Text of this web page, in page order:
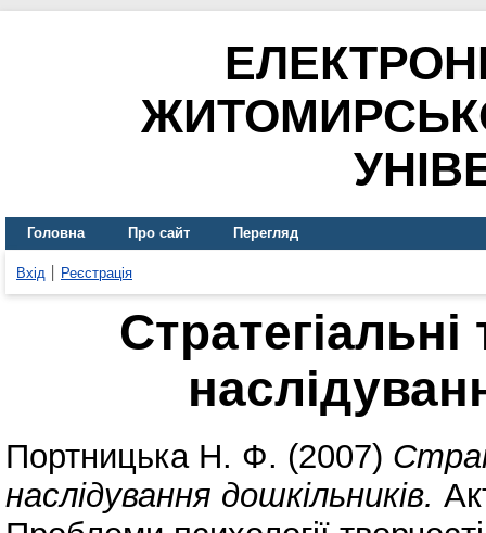
Головна Про сайт Перегляд
Вхід Реєстрація
Стратегіальні
Портницька Н. Ф. (2007)
наслідування дошкільників.